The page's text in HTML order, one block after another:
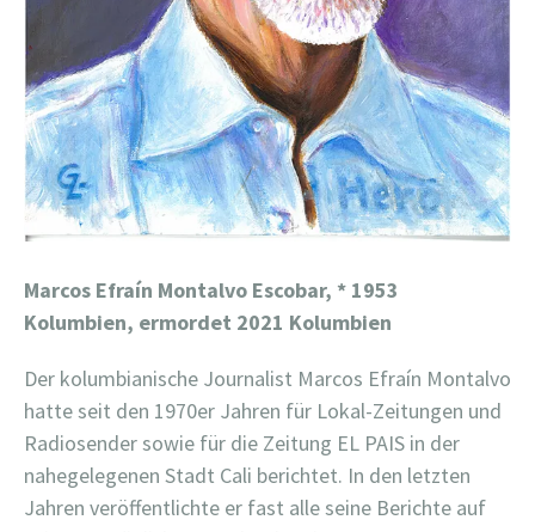
Marcos Efraín Montalvo Escobar, * 1953
Kolumbien, ermordet 2021 Kolumbien
Der kolumbianische Journalist Marcos Efraín Montalvo
hatte seit den 1970er Jahren für Lokal-Zeitungen und
Radiosender sowie für die Zeitung EL PAIS in der
nahegelegenen Stadt Cali berichtet. In den letzten
Jahren veröffentlichte er fast alle seine Berichte auf